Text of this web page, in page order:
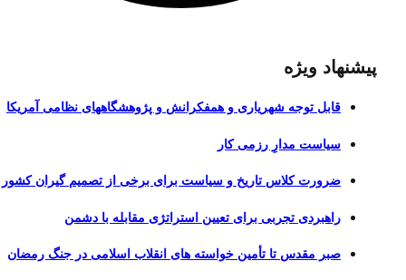
پیشنهاد ویژه
قابل توجه شهریاری و همفکرانش و پژوهشگاههای نظامی آمریکا
سیاست مدارِ رزمی کار
ضرورت کلاس تاریخ و سیاست برای برخی از تصمیم گیران کشور
راهبردی تجربی برای تعیین استراتژی مقابله با دشمن
صبر مقدس تا تأمین خواسته های انقلاب اسلامی در جنگ رمضان